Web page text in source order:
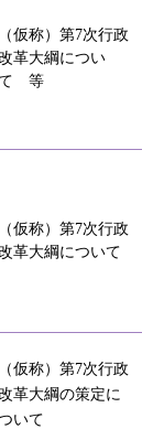
（仮称）第7次行政
革大綱につい
等
（仮称）第7次行政
革大綱について
（仮称）第7次行政
革大綱の策定に
いて